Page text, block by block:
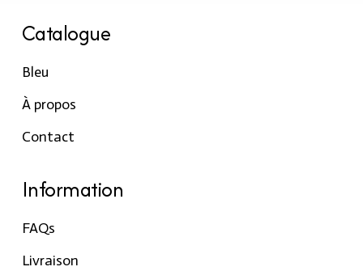
Catalogue
Bleu
À propos
Contact
Information
FAQs
Livraison